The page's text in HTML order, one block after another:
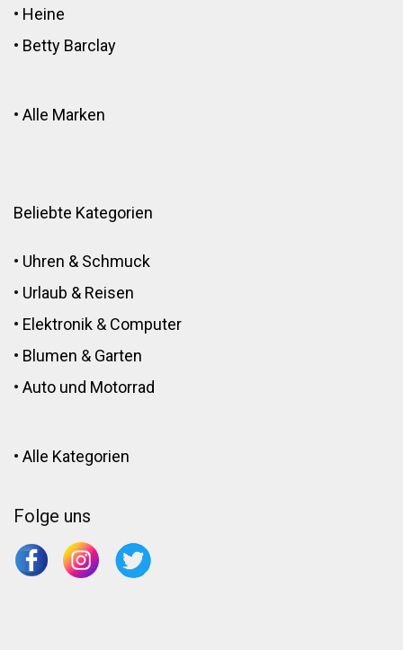
• Heine
• Betty Barclay
• Alle Marken
Beliebte Kategorien
• Uhren & Schmuck
• Urlaub & Reisen
• Elektronik & Computer
• Blumen & Garten
• Auto und Motorrad
• Alle Kategorien
Folge uns